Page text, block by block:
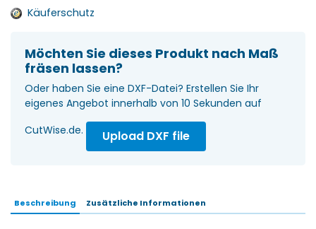
Käuferschutz
Möchten Sie dieses Produkt nach Maß
fräsen lassen?
Oder haben Sie eine DXF-Datei? Erstellen Sie Ihr
eigenes Angebot innerhalb von 10 Sekunden auf
CutWise.de.
Upload DXF file
Beschreibung Zusätzliche Informationen